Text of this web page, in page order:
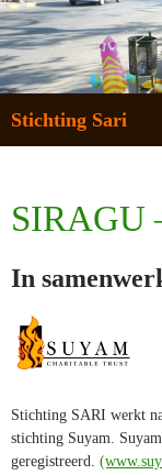
Stichting Sari
SIRAGU
In
Stichting SARI werkt
stichting Suyam.
geregistreerd.